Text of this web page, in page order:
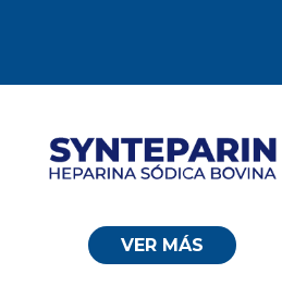
VER MÁS